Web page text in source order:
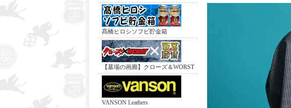
髙橋ヒロシソフビ貯金箱
【墓場の画廊】クローズ＆WORST
VANSON Leathers